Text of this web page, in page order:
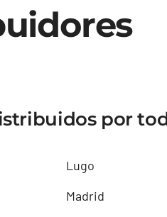
por
Lugo
Madrid